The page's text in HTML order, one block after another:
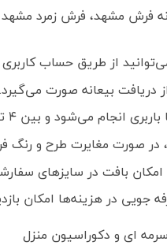
فرش مشهد، فرش زمرد
از طریق حساب کاربری
بیعانه صورت می‌گیرد.
می‌شود و بین ۴ تا ۷ روز کاری زمان می‌برد.
صورت مغایرت طرح و رنگ
بافت در سایزهای
جویی در هزینه‌ها امکان
ای و دکوراسیون منزل